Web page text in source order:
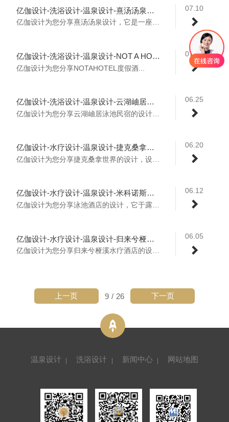
07.10
亿伽设计-洗浴设计-温泉设计-熹汤汤泉中心：情绪与感官的容器
亿伽设计为您分享熹汤汤泉设计，它是一座现...
07.04
亿伽设计-洗浴设计-温泉设计-NOT A HOTEL度假酒店：自然地融入了山脉之中的设计
亿伽设计为您分享NOTAHOTEL度假酒...
06.25
亿伽设计-洗浴设计-温泉设计-云湖岫居泳池民宿：利用开窗体验无尽自然景观
亿伽设计为您分享云湖岫居泳池民宿的设计，...
06.20
亿伽设计-水疗设计-温泉设计-捷克桑拿世界：宁静、惬意的自然水疗中心
亿伽设计为您分享捷克桑拿世界的设计，设计...
06.12
亿伽设计-水疗设计-温泉设计-米科诺斯泳池酒店：打造出别样的精神空间享受
亿伽设计为您分享泳池酒店的设计，它于露石...
06.05
亿伽设计-水疗设计-温泉设计-归来兮桠溪水疗酒店：桠溪慢城，自然归心之旅
亿伽设计为您分享归来兮桠溪水疗酒店的设计...
9 / 26
上一页 下一页
温泉设计 洗浴设计 新闻中心 网站地图